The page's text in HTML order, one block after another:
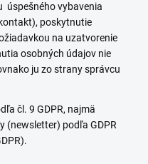
úspešného vybavenia
poskytnutie
na uzatvorenie
osobných údajov nie
ju zo strany správcu
čl. 9 GDPR, najmä
(newsletter) podľa GDPR